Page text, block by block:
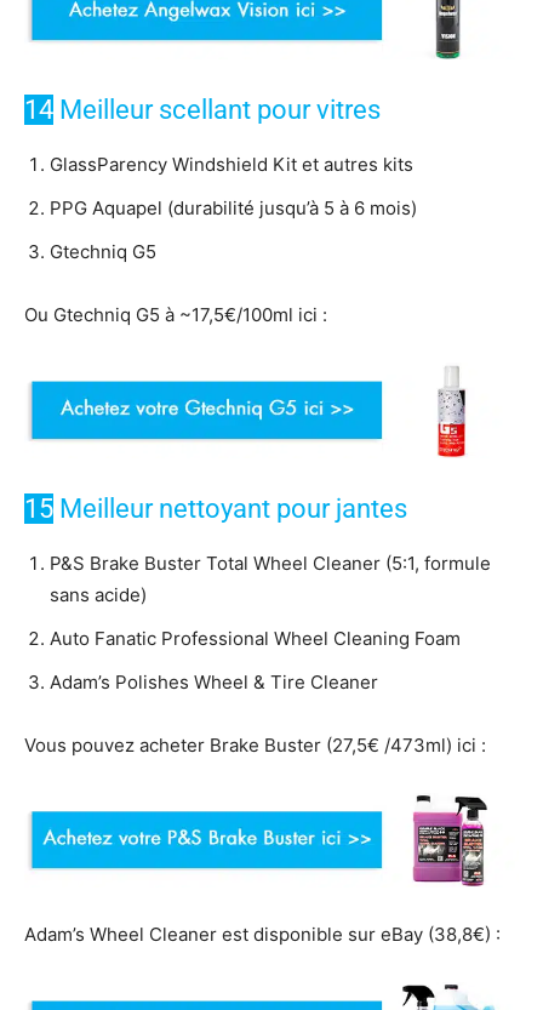
14 Meilleur scellant pour vitres
GlassParency Windshield Kit et autres kits
PPG Aquapel (durabilité jusqu’à 5 à 6 mois)
Gtechniq G5
Ou Gtechniq G5 à ~17,5€/100ml ici :
15 Meilleur nettoyant pour jantes
P&S Brake Buster Total Wheel Cleaner (5:1, formule
sans acide)
Auto Fanatic Professional Wheel Cleaning Foam
Adam’s Polishes Wheel & Tire Cleaner
Vous pouvez acheter Brake Buster (27,5€ /473ml) ici :
Adam’s Wheel Cleaner est disponible sur eBay (38,8€) :